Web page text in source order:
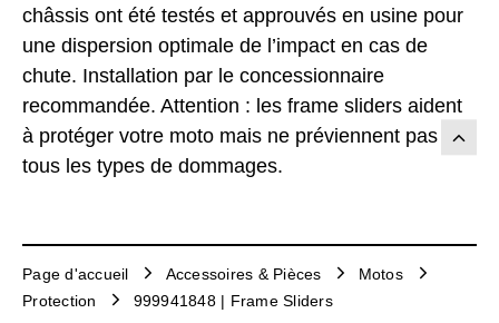
châssis ont été testés et approuvés en usine pour
une dispersion optimale de l’impact en cas de
chute. Installation par le concessionnaire
recommandée. Attention : les frame sliders aident
à protéger votre moto mais ne préviennent pas
tous les types de dommages.
Page d'accueil Accessoires & Pièces
Motos
Protection
999941848 | Frame Sliders